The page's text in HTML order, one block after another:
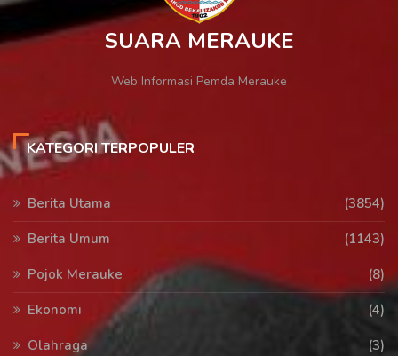
SUARA MERAUKE
Web Informasi Pemda Merauke
KATEGORI TERPOPULER
Berita Utama
(3854)
Berita Umum
(1143)
Pojok Merauke
(8)
Ekonomi
(4)
Olahraga
(3)